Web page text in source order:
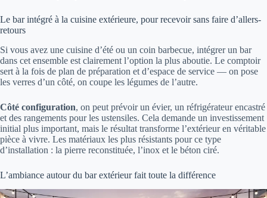
Le bar intégré à la cuisine extérieure, pour recevoir sans faire d’allers-
retours
Si vous avez une cuisine d’été ou un coin barbecue, intégrer un bar
dans cet ensemble est clairement l’option la plus aboutie. Le comptoir
sert à la fois de plan de préparation et d’espace de service — on pose
les verres d’un côté, on coupe les légumes de l’autre.
Côté configuration, on peut prévoir un évier, un réfrigérateur encastré
et des rangements pour les ustensiles. Cela demande un investissement
initial plus important, mais le résultat transforme l’extérieur en véritable
pièce à vivre. Les matériaux les plus résistants pour ce type
d’installation : la pierre reconstituée, l’inox et le béton ciré.
L’ambiance autour du bar extérieur fait toute la différence